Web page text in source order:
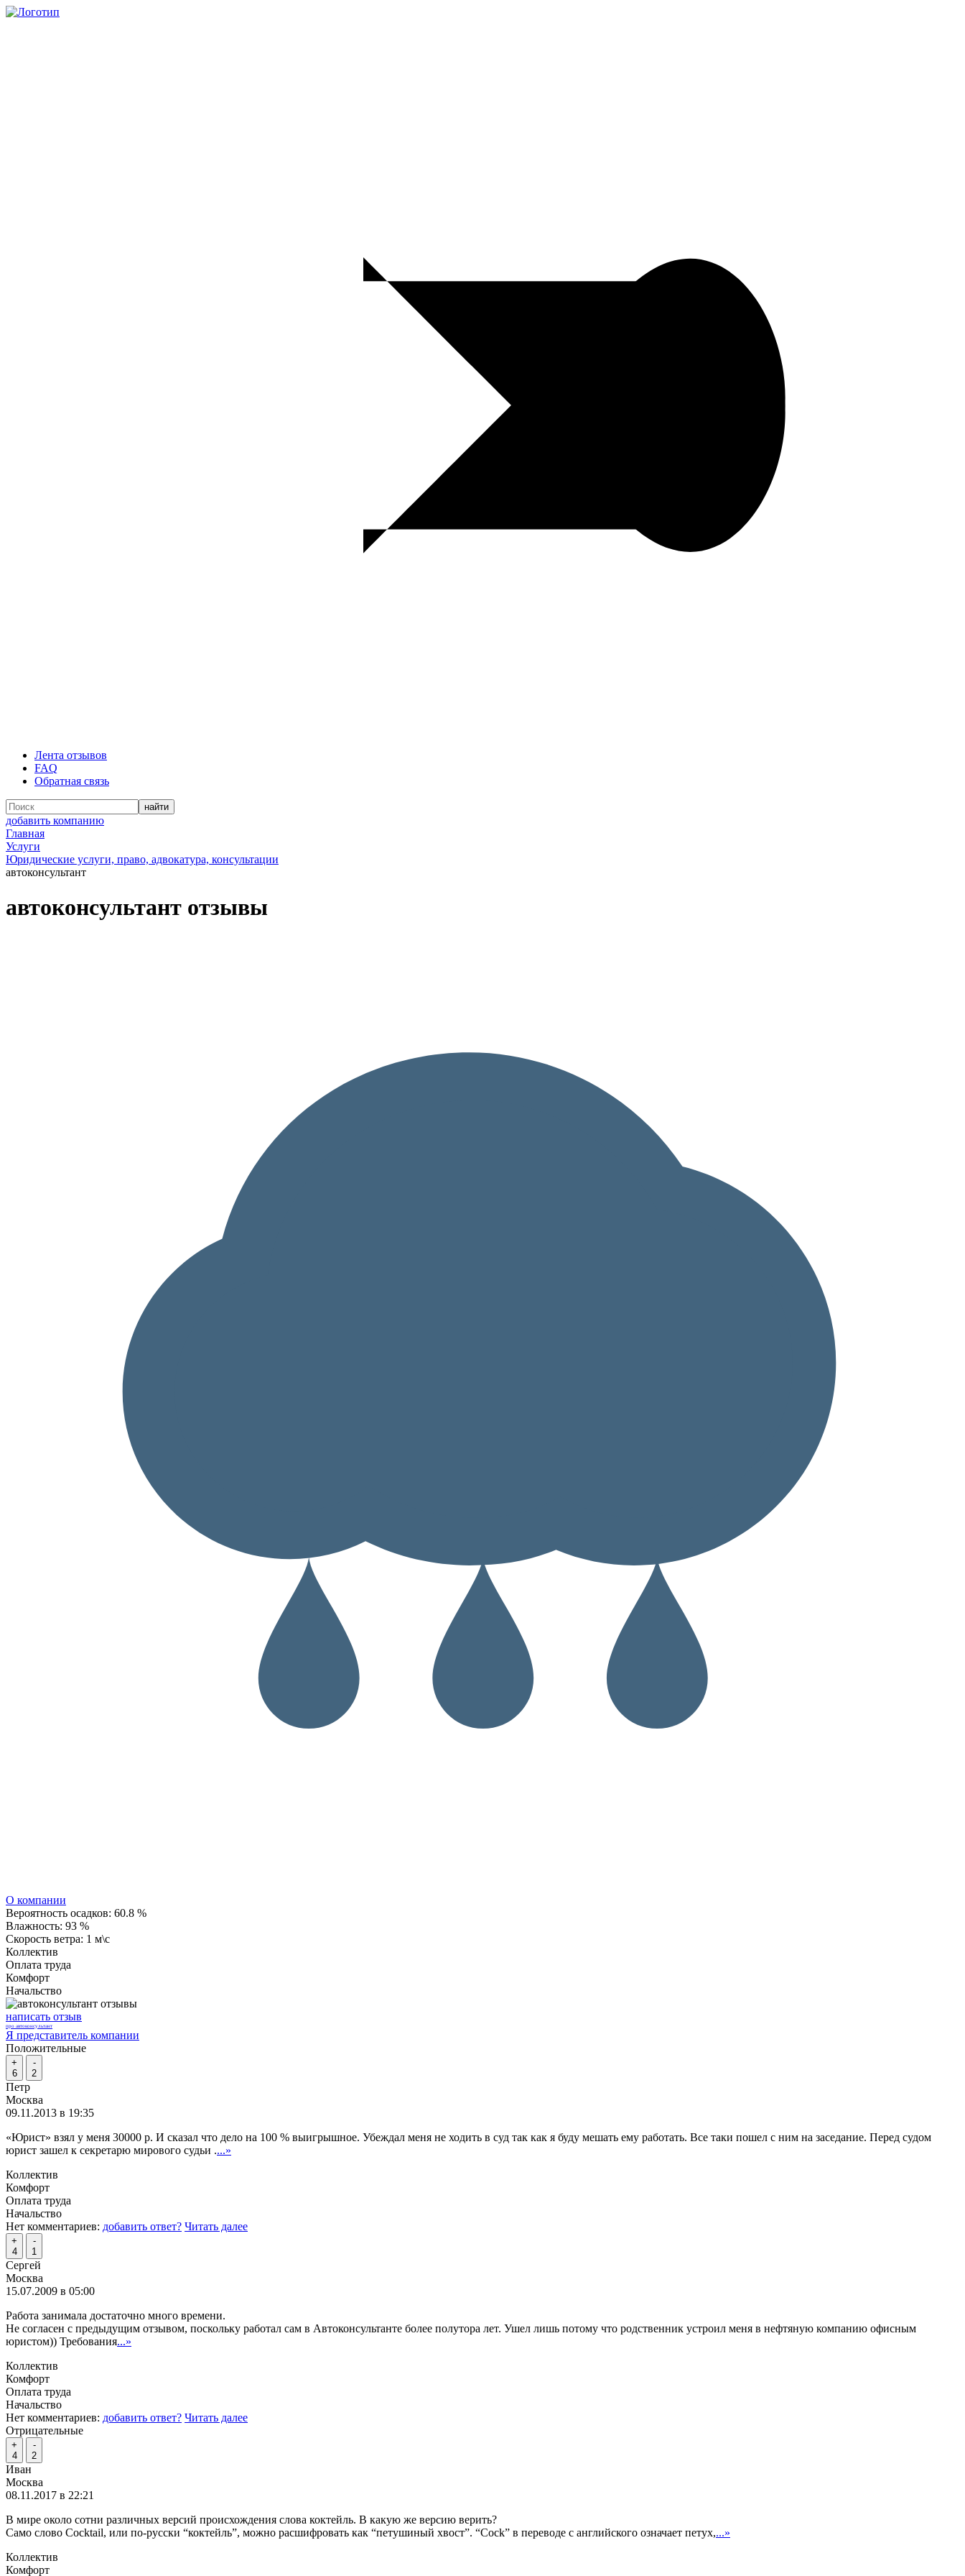
Лента отзывов
FAQ
Обратная связь
добавить компанию
Главная
Услуги
Юридические услуги, право, адвокатура, консультации
автоконсультант
автоконсультант отзывы
О компании
Вероятность осадков: 60.8 %
Влажность: 93 %
Скорость ветра: 1 м\с
Коллектив
Оплата труда
Комфорт
Начальство
написать отзыв
про автоконсультант
Я представитель компании
Положительные
+
6
-
2
Петр
Москва
09.11.2013 в 19:35
«Юрист» взял у меня 30000 р. И сказал что дело на 100 % выигрышное. Убеждал меня не ходить в суд так как я буду мешать ему работать. Все таки пошел с ним на заседание. Перед судом
юрист зашел к секретарю мирового судьи ....»
Коллектив
Комфорт
Оплата труда
Начальство
Нет комментариев: добавить ответ? Читать далее
+
4
-
1
Сергей
Москва
15.07.2009 в 05:00
Работа занимала достаточно много времени.
Не согласен с предыдущим отзывом, поскольку работал сам в Автоконсультанте более полутора лет. Ушел лишь потому что родственник устроил меня в нефтяную компанию офисным
юристом)) Требования...»
Коллектив
Комфорт
Оплата труда
Начальство
Нет комментариев: добавить ответ? Читать далее
Отрицательные
+
4
-
2
Иван
Москва
08.11.2017 в 22:21
В мире около сотни различных версий происхождения слова коктейль. В какую же версию верить?
Само слово Cocktail, или по-русски “коктейль”, можно расшифровать как “петушиный хвост”. “Cock” в переводе с английского означает петух,...»
Коллектив
Комфорт